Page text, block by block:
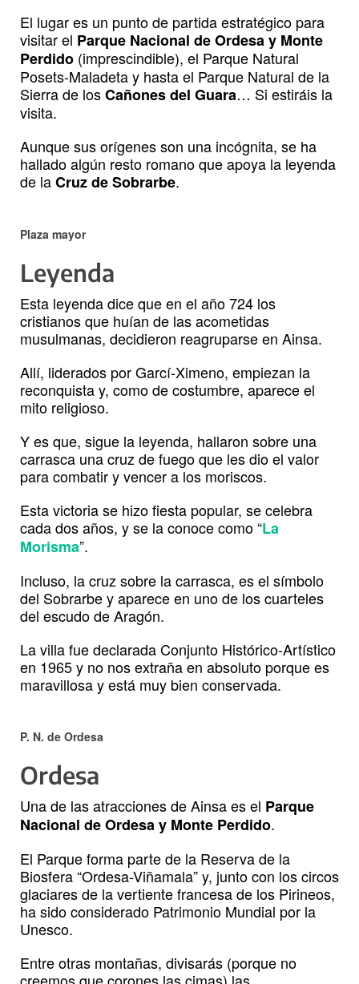
El lugar es un punto de partida estratégico para
visitar el Parque Nacional de Ordesa y Monte
Perdido (imprescindible), el Parque Natural
Posets-Maladeta y hasta el Parque Natural de la
Sierra de losCañones del Guara… Si estiráis la
visita.
Aunque sus orígenes son una incógnita, se ha
hallado algún resto romano que apoya la leyenda
de laCruz de Sobrarbe.
Plaza mayor
Leyenda
Esta leyenda dice que en el año 724 los
cristianos que huían de las acometidas
musulmanas, decidieron reagruparse en Ainsa.
Allí, liderados por Garcí-Ximeno, empiezan la
reconquista y, como de costumbre, aparece el
mito religioso.
Y es que, sigue la leyenda, hallaron sobre una
carrasca una cruz de fuego que les dio el valor
para combatir y vencer a los moriscos.
Esta victoria se hizo fiesta popular, se celebra
cada dos años, y se la conoce como “La
Morisma”.
Incluso, la cruz sobre la carrasca, es el símbolo
del Sobrarbe y aparece en uno de los cuarteles
del escudo de Aragón.
La villa fue declarada Conjunto Histórico-Artístico
en 1965 y no nos extraña en absoluto porque es
maravillosa y está muy bien conservada.
P. N. de Ordesa
Ordesa
Una de las atracciones de Ainsa es el Parque
Nacional de Ordesa y Monte Perdido.
El Parque forma parte de la Reserva de la
Biosfera “Ordesa-Viñamala” y, junto con los circos
glaciares de la vertiente francesa de los Pirineos,
ha sido considerado Patrimonio Mundial por la
Unesco.
Entre otras montañas, divisarás (porque no